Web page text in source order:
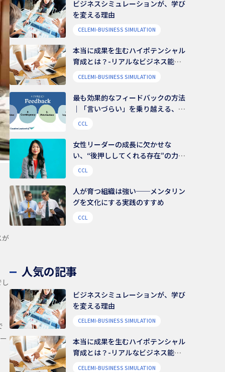
ビジネスシミュレーションが、学び
を変える理由
CELEMI-BUSINESS SIMULATION
本当に成果を生むハイポテンシャル
育成とは？-リアルなビジネス能力
を養う
CELEMI-BUSINESS SIMULATION
最も効果的なフィードバックの方法
｜「言いづらい」を乗り越える、伝
え方のコツ
CCL
女性リーダーの成長に欠かせな
い、“後押ししてくれる存在”の力｜
組織文化を変える鍵は、様々な支援
CCL
人が育つ組織は強い──メンタリン
グを文化にする実践のすすめ
CCL
人気の記事
ビジネスシミュレーションが、学び
を変える理由
CELEMI-BUSINESS SIMULATION
本当に成果を生むハイポテンシャル
育成とは？-リアルなビジネス能力
を養う
CELEMI-BUSINESS SIMULATION